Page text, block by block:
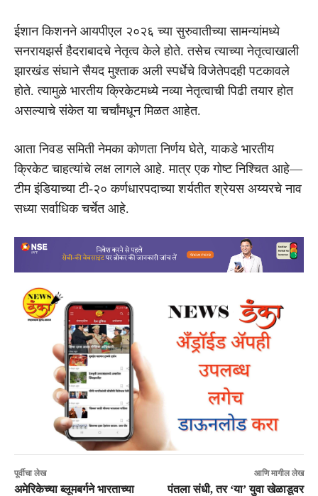
ईशान किशनने आयपीएल २०२६ च्या सुरुवातीच्या सामन्यांमध्ये
सनरायझर्स हैदराबादचे नेतृत्व केले होते. तसेच त्याच्या नेतृत्वाखाली
झारखंड संघाने सैयद मुश्ताक अली स्पर्धेचे विजेतेपदही पटकावले
होते. त्यामुळे भारतीय क्रिकेटमध्ये नव्या नेतृत्वाची पिढी तयार होत
असल्याचे संकेत या चर्चांमधून मिळत आहेत.
आता निवड समिती नेमका कोणता निर्णय घेते, याकडे भारतीय
क्रिकेट चाहत्यांचे लक्ष लागले आहे. मात्र एक गोष्ट निश्चित आहे—
टीम इंडियाच्या टी-२० कर्णधारपदाच्या शर्यतीत श्रेयस अय्यरचे नाव
सध्या सर्वाधिक चर्चेत आहे.
पूर्वीचा लेख
अमेरिकेच्या ब्लूमबर्गने भारताच्या
आणि मागील लेख
पंतला संधी, तर ‘या’ युवा खेळाडूवर